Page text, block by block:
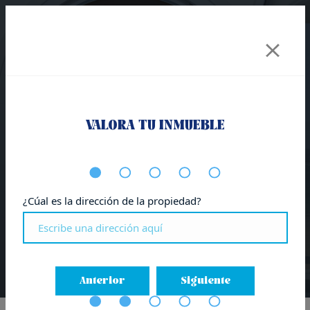
Incrementa la
compraventa de
viviendas de lujo por
parte de extranjeros
en San Sebastián
VALORA TU INMUEBLE
¿Cúal es la dirección de la propiedad?
Anterior Siguiente